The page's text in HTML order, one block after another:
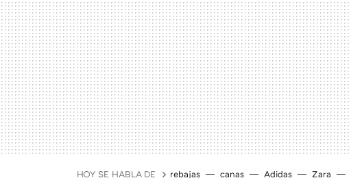
HOY SE HABLA DE rebajas canas Adidas Zara